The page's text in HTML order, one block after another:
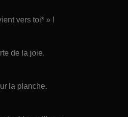
vers toi* » !
de la joie.
la planche.